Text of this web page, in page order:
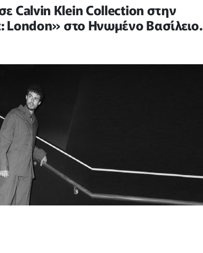
Calvin Klein Collection στην
London» στο Ηνωμένο Βασίλειο.